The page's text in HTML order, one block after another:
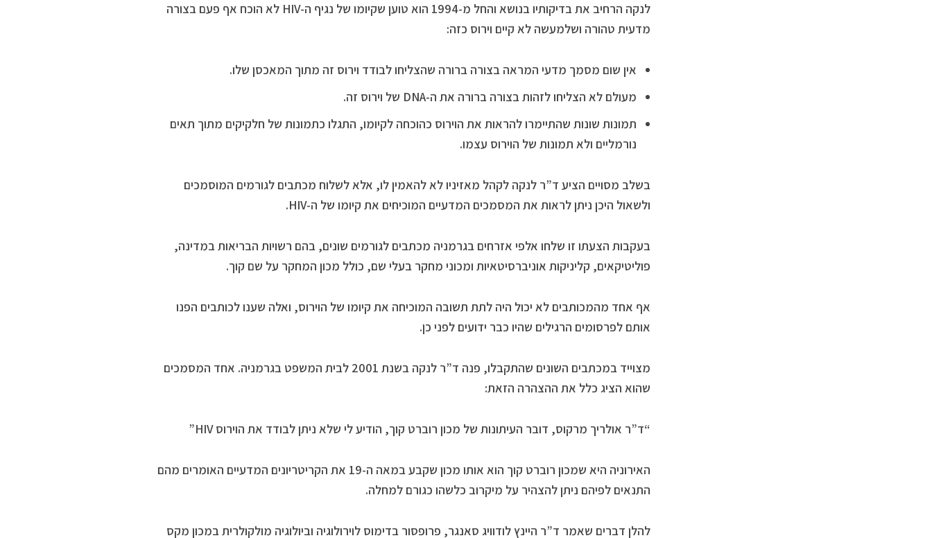
לנקה הרחיב את בדיקותיו בנושא והחל מ-1994 הוא טוען שקיומו של נגיף ה-HIV לא הוכח אף פעם בצורה
מדעית טהורה ושלמעשה לא קיים וירוס כזה:
אין שום מסמך מדעי המראה בצורה ברורה שהצליחו לבודד וירוס זה מתוך המאכסן שלו.
מעולם לא הצליחו לזהות בצורה ברורה את ה-DNA של וירוס זה.
תמונות שונות שהתיימרו להראות את הוירוס כהוכחה לקיומו, התגלו כתמונות של חלקיקים מתוך תאים
נורמליים ולא תמונות של הוירוס עצמו.
בשלב מסויים הציע ד”ר לנקה לקהל מאזיניו לא להאמין לו, אלא לשלוח מכתבים לגורמים המוסמכים
ולשאול היכן ניתן לראות את המסמכים המדעיים המוכיחים את קיומו של ה-HIV.
בעקבות הצעתו זו שלחו אלפי אזרחים בגרמניה מכתבים לגורמים שונים, בהם רשויות הבריאות במדינה,
פוליטיקאים, קליניקות אוניברסיטאיות ומכוני מחקר בעלי שם, כולל מכון המחקר על שם קוך.
אף אחד מהמכותבים לא יכול היה לתת תשובה המוכיחה את קיומו של הוירוס, ואלה שענו לכותבים הפנו
אותם לפרסומים הרגילים שהיו כבר ידועים לפני כן.
מצוייד במכתבים השונים שהתקבלו, פנה ד”ר לנקה בשנת 2001 לבית המשפט בגרמניה. אחד המסמכים
שהוא הציג כלל את ההצהרה הזאת:
“ד”ר אולריך מרקוס, דובר העיתונות של מכון רוברט קוך, הודיע לי שלא ניתן לבודד את הוירוס HIV”
האירוניה היא שמכון רוברט קוך הוא אותו מכון שקבע במאה ה-19 את הקריטריונים המדעיים האומרים מהם
התנאים לפיהם ניתן להצהיר על מיקרוב כלשהו כגורם למחלה.
להלן דברים שאמר ד”ר היינץ לודוויג סאנגר, פרופסור בדימוס לוירולוגיה וביולוגיה מולקולרית במכון מקס